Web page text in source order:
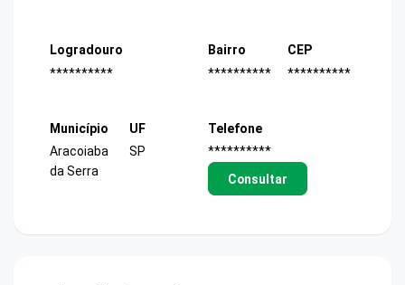
Logradouro
**********
Bairro
**********
CEP
**********
Município
Aracoiaba
da Serra
UF
SP
Telefone
**********
Consultar